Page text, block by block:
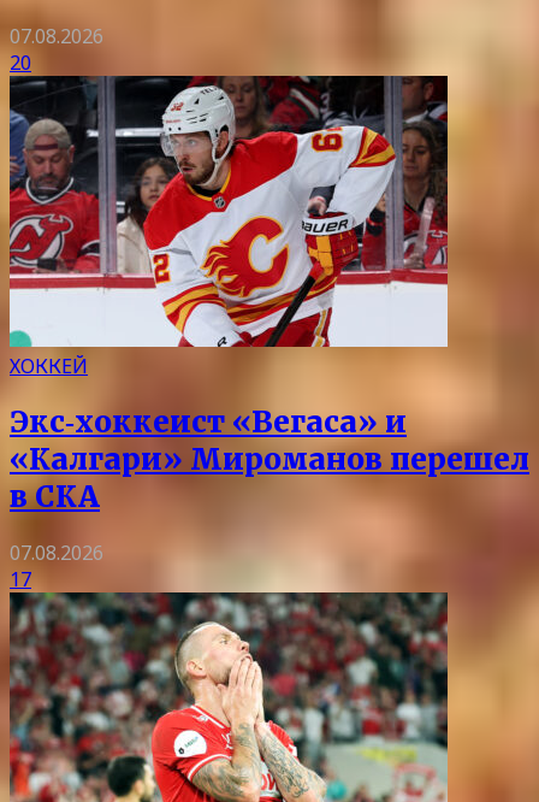
07.08.2026
20
ХОККЕЙ
Экс‑хоккеист «Вегаса» и
«Калгари» Мироманов перешел
в СКА
07.08.2026
17